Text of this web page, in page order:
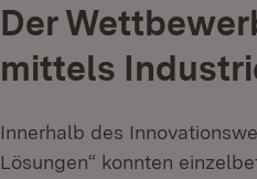
Der
mittels
Innerhalb des
Lösungen“ konnten